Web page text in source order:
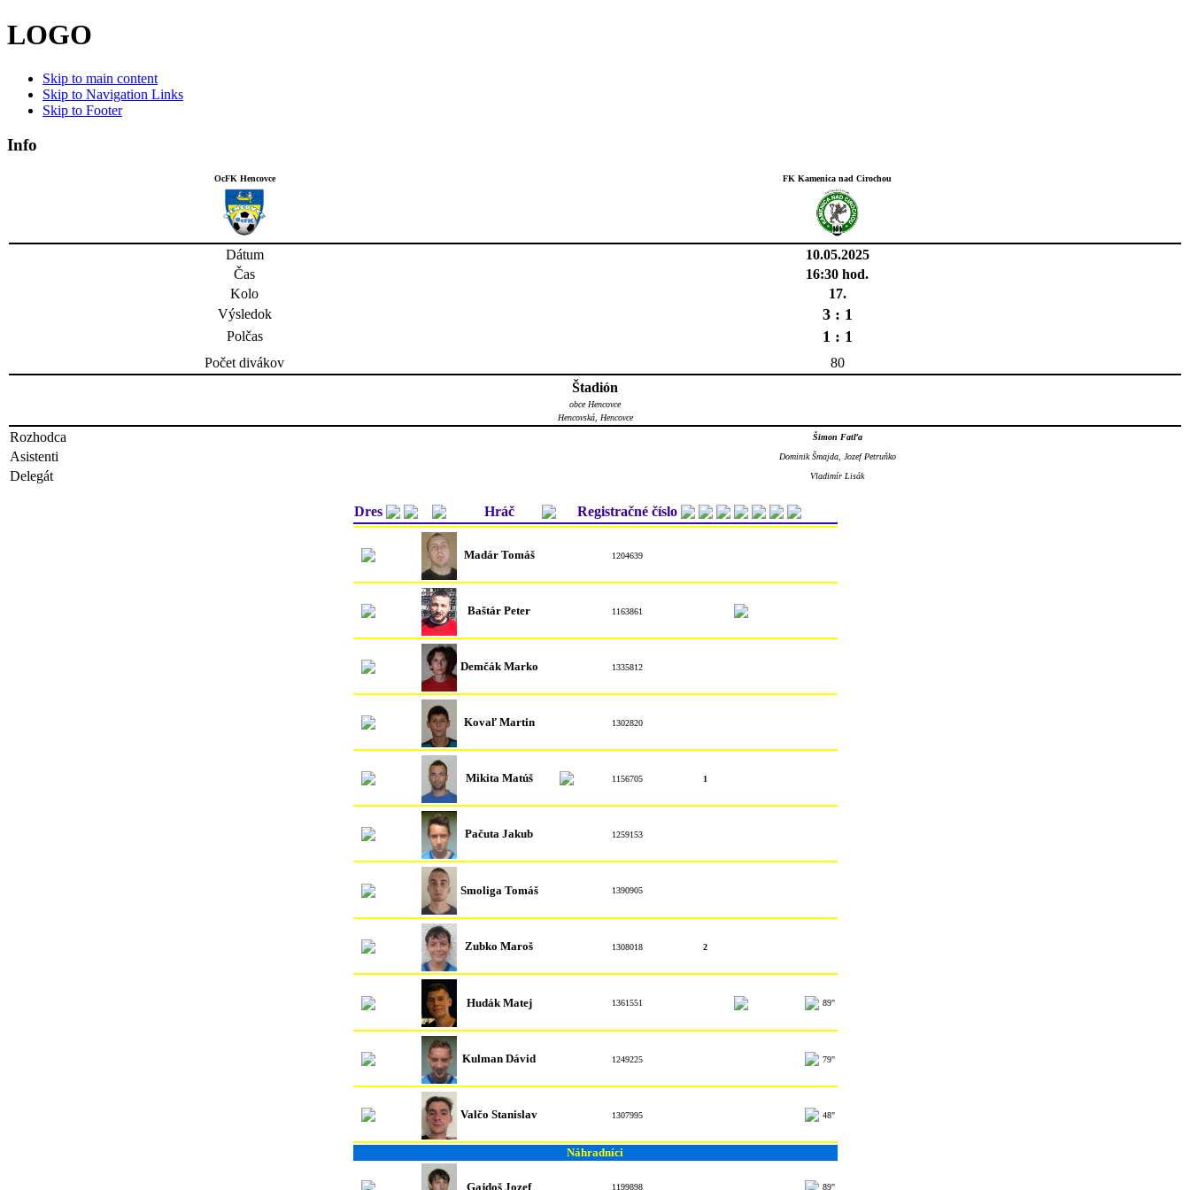
LOGO
Skip to main content
Skip to Navigation Links
Skip to Footer
Info
OcFK Hencovce FK Kamenica nad Cirochou
Dátum
10.05.2025
Čas
16:30 hod.
Kolo
17.
Výsledok
3 : 1
Polčas 1 : 1
Počet divákov
80
Štadión
obce Hencovce
Hencovská, Hencovce
Rozhodca Šimon Fatľa
Asistenti Dominik Šmajda, Jozef Petruňko
Delegát Vladimír Lisák
Dres Hráč Registračné číslo
Madár Tomáš 1204639
Baštár Peter 1163861
Demčák Marko 1335812
Kovaľ Martin 1302820
Mikita Matúš 1156705 1
Pačuta Jakub 1259153
Smoliga Tomáš 1390905
Zubko Maroš 1308018 2
Hudák Matej 1361551 89"
Kulman Dávid 1249225 79"
Valčo Stanislav 1307995 48"
Náhradníci
Gajdoš Jozef 1199898 89"